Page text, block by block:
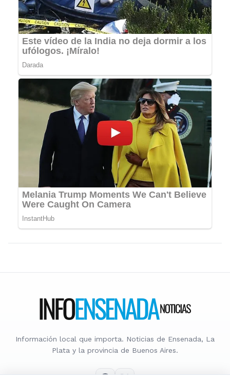
Información local que importa. Noticias de Ensenada, La
Plata y la provincia de Buenos Aires.